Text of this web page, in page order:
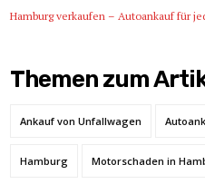
Hamburg verkaufen – Autoankauf für
Themen zum
Ankauf von Unfallwagen
Hamburg Motorschaden in